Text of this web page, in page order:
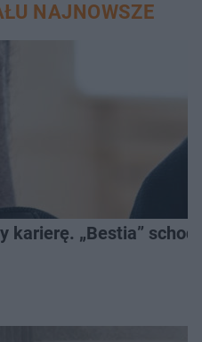
NAJNOWSZE
karierę. „Bestia”